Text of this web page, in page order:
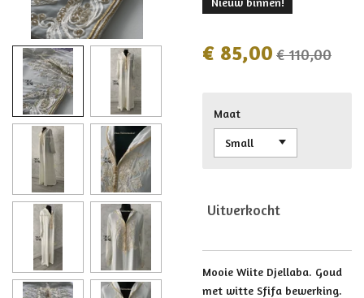
€ 85,00 € 110,00
Maat
Uitverkocht
Mooie Wiite Djellaba. Goud
met witte Sfifa bewerking.